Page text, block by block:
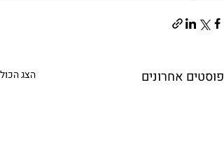
פוסטים אחרונים הצג הכול